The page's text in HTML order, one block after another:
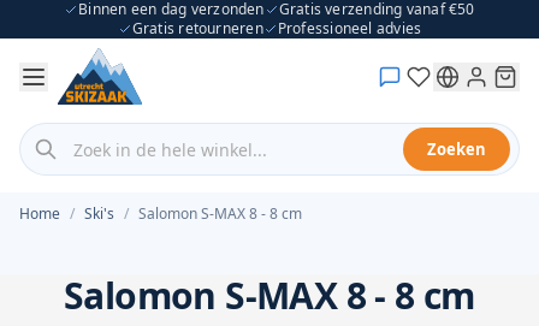
Ga naar inhoudBinnen een dag verzonden
Gratis verzending vanaf €50
Gratis retourneren
Professioneel advies
Zoek in de hele winkel... Zoeken
Home / Ski's / Salomon S-MAX 8 - 8 cm
Salomon S-MAX 8 - 8 cm